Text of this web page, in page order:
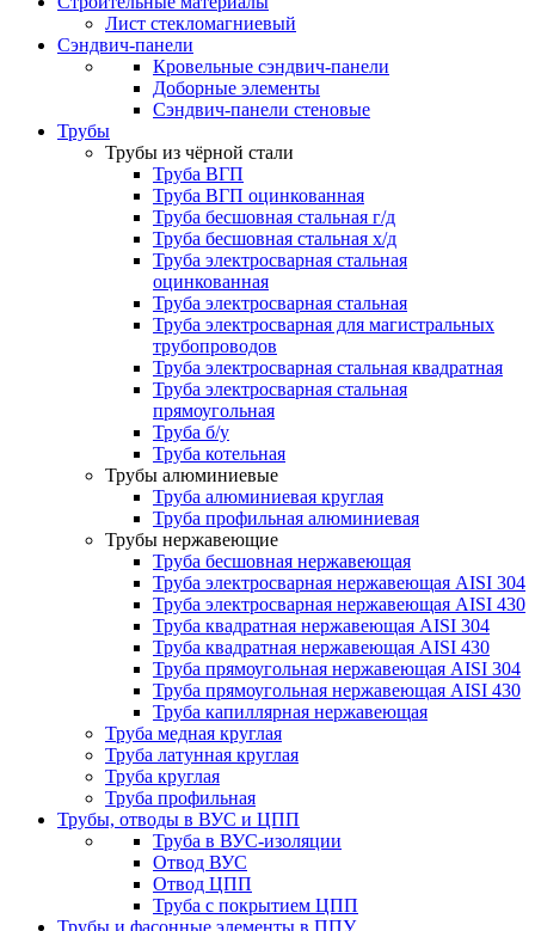
Лист стекломагниевый
Сэндвич-панели
Кровельные сэндвич-панели
Доборные элементы
Сэндвич-панели стеновые
Трубы
Трубы из чёрной стали
Труба ВГП
Труба ВГП оцинкованная
Труба бесшовная стальная г/д
Труба бесшовная стальная х/д
Труба электросварная стальная
оцинкованная
Труба электросварная стальная
Труба электросварная для магистральных
трубопроводов
Труба электросварная стальная квадратная
Труба электросварная стальная
прямоугольная
Труба б/у
Труба котельная
Трубы алюминиевые
Труба алюминиевая круглая
Труба профильная алюминиевая
Трубы нержавеющие
Труба бесшовная нержавеющая
Труба электросварная нержавеющая AISI 304
Труба электросварная нержавеющая AISI 430
Труба квадратная нержавеющая AISI 304
Труба квадратная нержавеющая AISI 430
Труба прямоугольная нержавеющая AISI 304
Труба прямоугольная нержавеющая AISI 430
Труба капиллярная нержавеющая
Труба медная круглая
Труба латунная круглая
Труба круглая
Труба профильная
Трубы, отводы в ВУС и ЦПП
Труба в ВУС-изоляции
Отвод ВУС
Отвод ЦПП
Труба с покрытием ЦПП
Трубы и фасонные элементы в ППУ